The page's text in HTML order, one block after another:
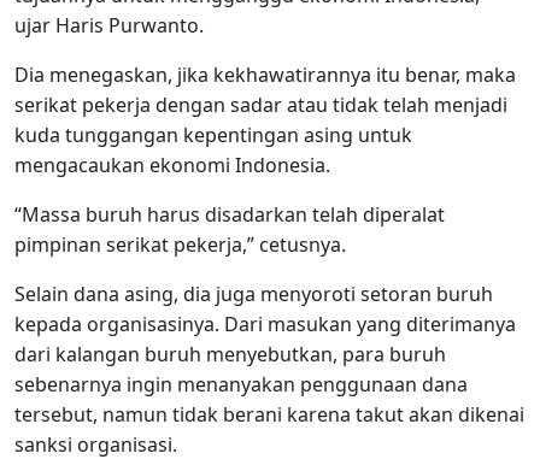
ujar Haris Purwanto.
Dia menegaskan, jika kekhawatirannya itu benar, maka
serikat pekerja dengan sadar atau tidak telah menjadi
kuda tunggangan kepentingan asing untuk
mengacaukan ekonomi Indonesia.
“Massa buruh harus disadarkan telah diperalat
pimpinan serikat pekerja,” cetusnya.
Selain dana asing, dia juga menyoroti setoran buruh
kepada organisasinya. Dari masukan yang diterimanya
dari kalangan buruh menyebutkan, para buruh
sebenarnya ingin menanyakan penggunaan dana
tersebut, namun tidak berani karena takut akan dikenai
sanksi organisasi.